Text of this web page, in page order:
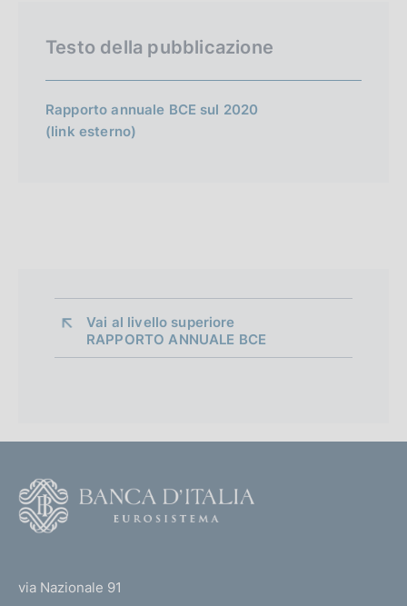
Testo della pubblicazione
Rapporto annuale BCE sul 2020
(link esterno)
Vai al livello superiore
RAPPORTO ANNUALE BCE
via Nazionale 91